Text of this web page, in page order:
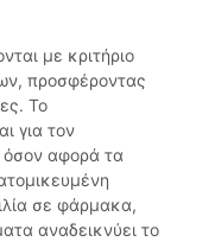
με κριτήριο
προσφέροντας
Το
για τον
όσον αφορά τα
σε φάρμακα,
αναδεικνύει το